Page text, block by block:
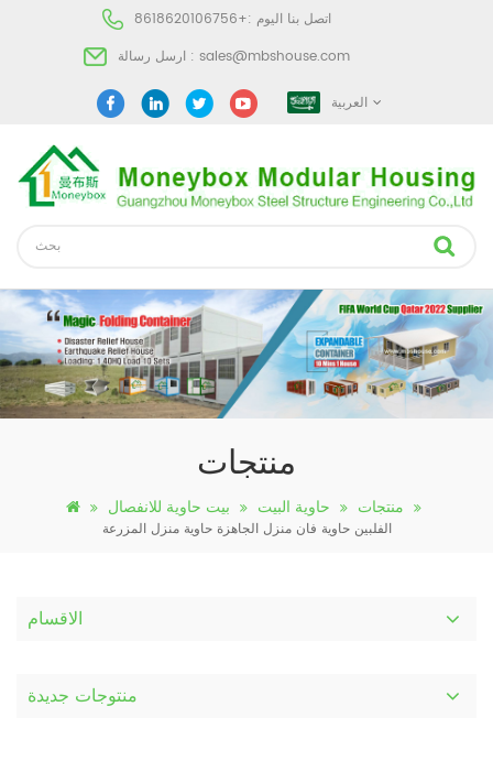
اتصل بنا اليوم :+8618620106756
ارسل رسالة : sales@mbshouse.com
العربية
منتجات
منتجات حاوية البيت بيت حاوية للانفصال
الفلبين حاوية فان منزل الجاهزة حاوية منزل المزرعة
الاقسام
منتوجات جديدة